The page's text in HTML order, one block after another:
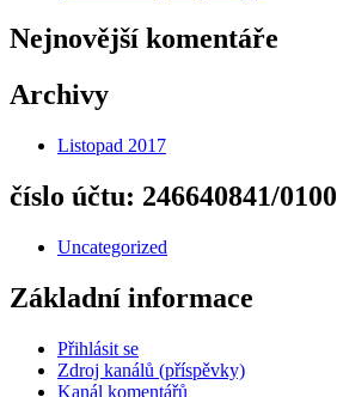
Nejnovější komentáře
Archivy
Listopad 2017
číslo účtu: 246640841/0100
Uncategorized
Základní informace
Přihlásit se
Zdroj kanálů (příspěvky)
Kanál komentářů